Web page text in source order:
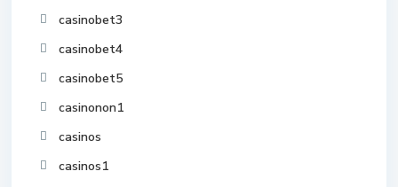
casinobet3
casinobet4
casinobet5
casinonon1
casinos
casinos1